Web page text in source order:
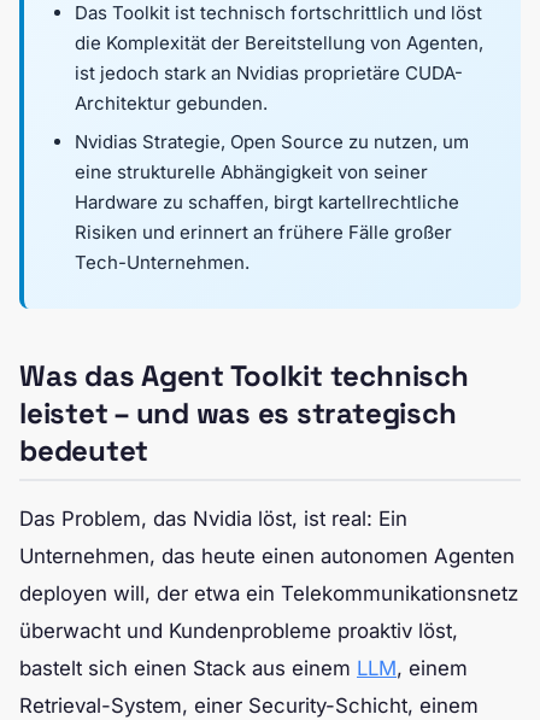
Das Toolkit ist technisch fortschrittlich und löst
die Komplexität der Bereitstellung von Agenten,
ist jedoch stark an Nvidias proprietäre CUDA-
Architektur gebunden.
Nvidias Strategie, Open Source zu nutzen, um
eine strukturelle Abhängigkeit von seiner
Hardware zu schaffen, birgt kartellrechtliche
Risiken und erinnert an frühere Fälle großer
Tech-Unternehmen.
Was das Agent Toolkit technisch
leistet – und was es strategisch
bedeutet
Das Problem, das Nvidia löst, ist real: Ein
Unternehmen, das heute einen autonomen Agenten
deployen will, der etwa ein Telekommunikationsnetz
überwacht und Kundenprobleme proaktiv löst,
bastelt sich einen Stack aus einem LLM, einem
Retrieval-System, einer Security-Schicht, einem